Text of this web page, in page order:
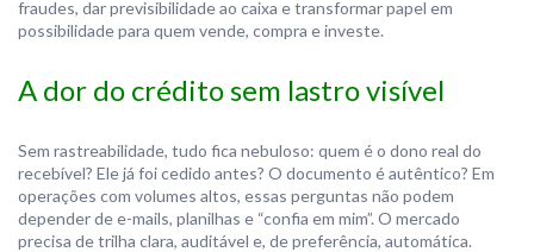
fraudes, dar previsibilidade ao caixa e transformar papel em
possibilidade para quem vende, compra e investe.
A dor do crédito sem lastro visível
Sem rastreabilidade, tudo fica nebuloso: quem é o dono real do
recebível? Ele já foi cedido antes? O documento é autêntico? Em
operações com volumes altos, essas perguntas não podem
depender de e-mails, planilhas e “confia em mim”. O mercado
precisa de trilha clara, auditável e, de preferência, automática.